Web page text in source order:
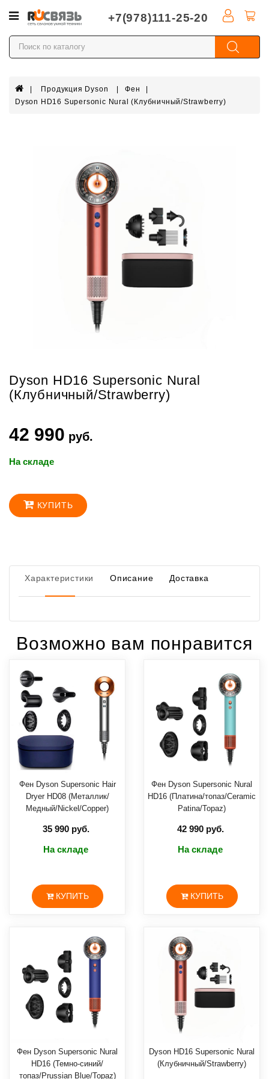
Категории
Apple
Смартфоны
Xiaomi
станции
ДОСТАВКА
ГАРАНТИЯ
+7(978)111-25-20
Продукция Dyson
Фен
Dyson HD16 Supersonic Nural (Клубничный/Strawberry)
Dyson HD16 Supersonic Nural
(Клубничный/Strawberry)
42 990 руб.
На складе
КУПИТЬ
Характеристики Описание Доставка
Возможно вам понравится
Фен Dyson Supersonic Hair
Dryer HD08 (Металлик/
Медный/Nickel/Copper)
35 990 руб.
На складе
КУПИТЬ
Фен Dyson Supersonic Nural
HD16 (Платина/топаз/Ceramic
Patina/Topaz)
42 990 руб.
На складе
КУПИТЬ
Фен Dyson Supersonic Nural
HD16 (Темно-синий/
топаз/Prussian Blue/Topaz)
Dyson HD16 Supersonic Nural
(Клубничный/Strawberry)